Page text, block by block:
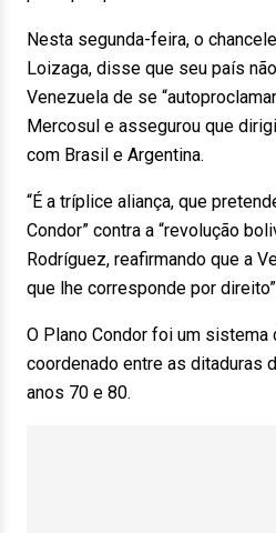
Nesta segunda-feira, o
Loizaga, disse que seu país
Venezuela de se
Mercosul e assegurou que
com Brasil e Argentina.
“É a tríplice aliança, que
Condor” contra a “revolução
Rodríguez, reafirmando que a
que lhe corresponde por
O Plano Condor foi um sistema
coordenado entre as ditaduras
anos 70 e 80.